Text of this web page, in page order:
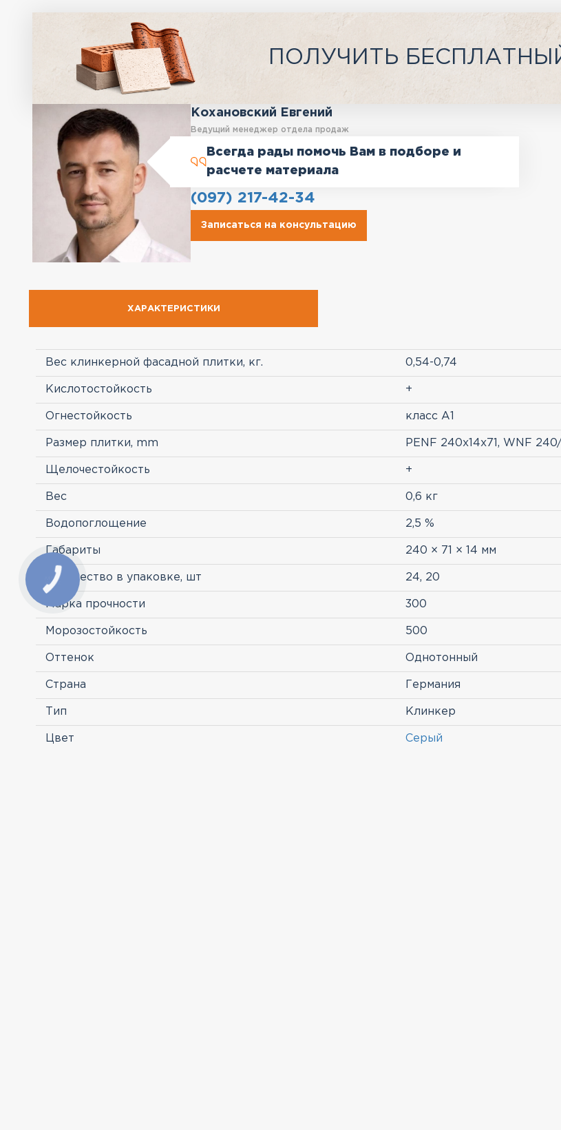
ПОЛУЧИТЬ
Кохановский Евгений
Ведущий менеджер отдела продаж
Всегда рады помочь Вам в подборе и
расчете материала
(097) 217-42-34
Записаться на консультацию
ХАРАКТЕРИСТИКИ
Вес клинкерной фасадной плитки, кг. 0,54-0,74
Кислотостойкость +
Огнестойкость класс A1
Размер плитки, mm PENF 240х14х71, WNF
Щелочестойкость +
Вес 0,6 кг
Водопоглощение 2,5 %
Габариты 240 × 71 × 14 мм
Количество в упаковке, шт 24, 20
Марка прочности 300
Морозостойкость 500
Оттенок Однотонный
Страна Германия
Тип Клинкер
Цвет Серый